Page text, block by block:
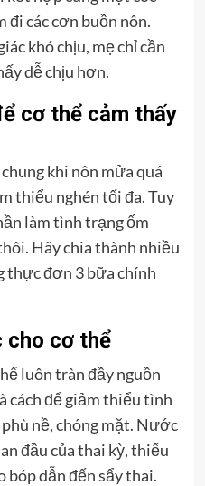
đi các cơn buồn nôn.
khó chịu, mẹ chỉ cần
dễ chịu hơn.
cơ thể cảm thấy
khi nôn mửa quá
thiểu nghén tối đa. Tuy
làm tình trạng ốm
Hãy chia thành nhiều
thực đơn 3 bữa chính
cho cơ thể
luôn tràn đầy nguồn
cách để giảm thiểu tình
nề, chóng mặt. Nước
đầu của thai kỳ, thiếu
bóp dẫn đến sẩy thai.